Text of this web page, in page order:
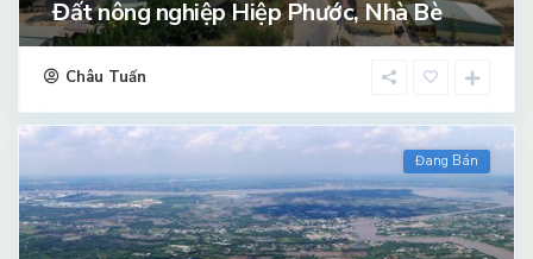
Đất nông nghiệp Hiệp Phước, Nhà Bè
Châu Tuấn
Đang Bán